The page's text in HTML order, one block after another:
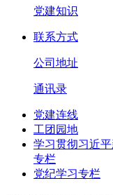
党建知识
联系方式
公司地址
通讯录
党建连线
工团园地
学习贯彻习近
专栏
党纪学习专栏